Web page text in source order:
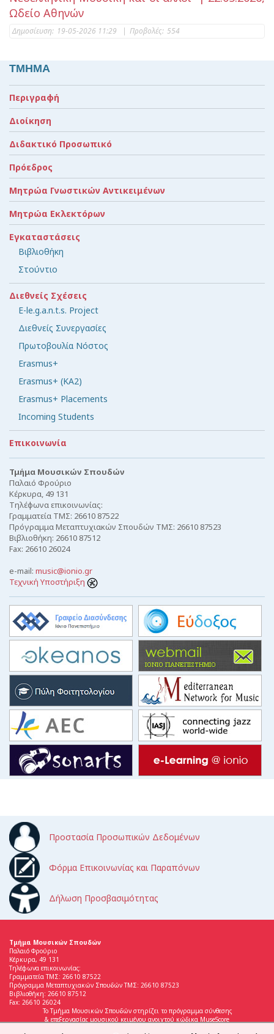
Ωδείο Αθηνών
Δημοσίευση: 19-05-2026 11:29 | Προβολές: 554
ΤΜΗΜΑ
Περιγραφή
Διοίκηση
Διδακτικό Προσωπικό
Πρόεδρος
Μητρώα Γνωστικών Αντικειμένων
Μητρώα Εκλεκτόρων
Εγκαταστάσεις
Βιβλιοθήκη
Στούντιο
Διεθνείς Σχέσεις
E-le.g.a.n.t.s. Project
Διεθνείς Συνεργασίες
Πρωτοβουλία Νόστος
Erasmus+
Erasmus+ (KA2)
Erasmus+ Placements
Incoming Students
Επικοινωνία
Τμήμα Μουσικών Σπουδών
Παλαιό Φρούριο
Κέρκυρα, 49 131
Τηλέφωνα επικοινωνίας:
Γραμματεία ΤΜΣ: 26610 87522
Πρόγραμμα Μεταπτυχιακών Σπουδών ΤΜΣ: 26610 87523
Βιβλιοθήκη: 26610 87512
Fax: 26610 26024
e-mail: music@ionio.gr
Τεχνική Υποστήριξη
Προστασία Προσωπικών Δεδομένων
Φόρμα Επικοινωνίας και Παραπόνων
Δήλωση Προσβασιμότητας
Τμήμα Μουσικών Σπουδών
Παλαιό Φρούριο
Κέρκυρα, 49 131
Τηλέφωνα επικοινωνίας:
Γραμματεία ΤΜΣ: 26610 87522
Πρόγραμμα Μεταπτυχιακών Σπουδών ΤΜΣ: 26610 87523
Βιβλιοθήκη: 26610 87512
Fax: 26610 26024
Το Τμήμα Μουσικών Σπουδών στηρίζει το πρόγραμμα σύνθεσης
& επεξεργασίας μουσικού κειμένου ανοιχτού κώδικα MuseScore